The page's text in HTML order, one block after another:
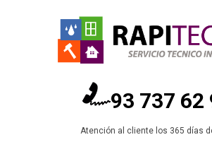
93 737 62
Atención al cliente los 365 días